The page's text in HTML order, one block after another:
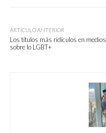
ARTÍCULO ANTERIOR
Los títulos más ridículos en medios
sobre lo LGBT+